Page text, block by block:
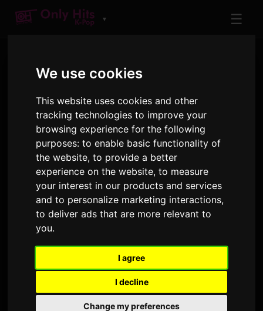
We use cookies
This website uses cookies and other
tracking technologies to improve your
browsing experience for the following
purposes:to enable basic functionality of
the website,to provide a better
experience on the website,to measure
your interest in our products and services
and to personalize marketing interactions,
to deliver ads that are more relevant to
you.
I agree
I decline
Change my preferences
▼ ☰
АКТЕР
KAI
Only Hits үстүндө ойнолгон тректер жана
альбомдор
21 апрель 2025
АКЫРКЫ ЧЫГАРУУ